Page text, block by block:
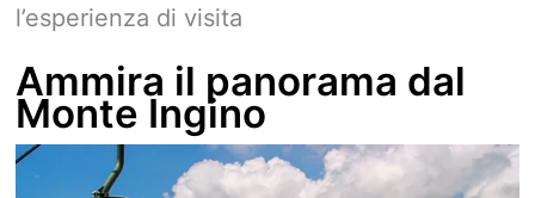
l’esperienza di visita
Ammira il panorama dal
Monte Ingino